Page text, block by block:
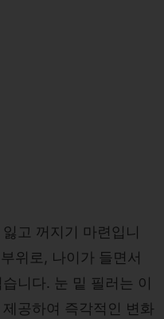
고 꺼지기 마련입니
위로, 나이가 들면서
니다. 눈 밑 필러는 이
공하여 즉각적인 변화